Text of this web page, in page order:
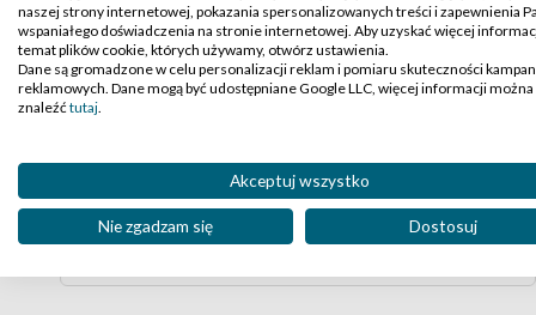
Ray-Ban 3447 Round Metal
549,- 494,10
naszej strony internetowej, pokazania spersonalizowanych treści i zapewnienia
wspaniałego doświadczenia na stronie internetowej. Aby uzyskać więcej
temat plików cookie, których używamy, otwórz ustawienia.
Dane są gromadzone w celu personalizacji reklam i pomiaru skuteczności
reklamowych. Dane mogą być udostępniane Google LLC, więcej informacji można
znaleźćtutaj.
Akceptuj wszystko
Nie zgadzam się Dostosuj